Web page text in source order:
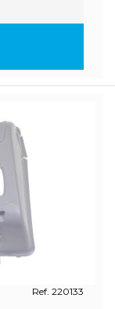
Ref. 220133